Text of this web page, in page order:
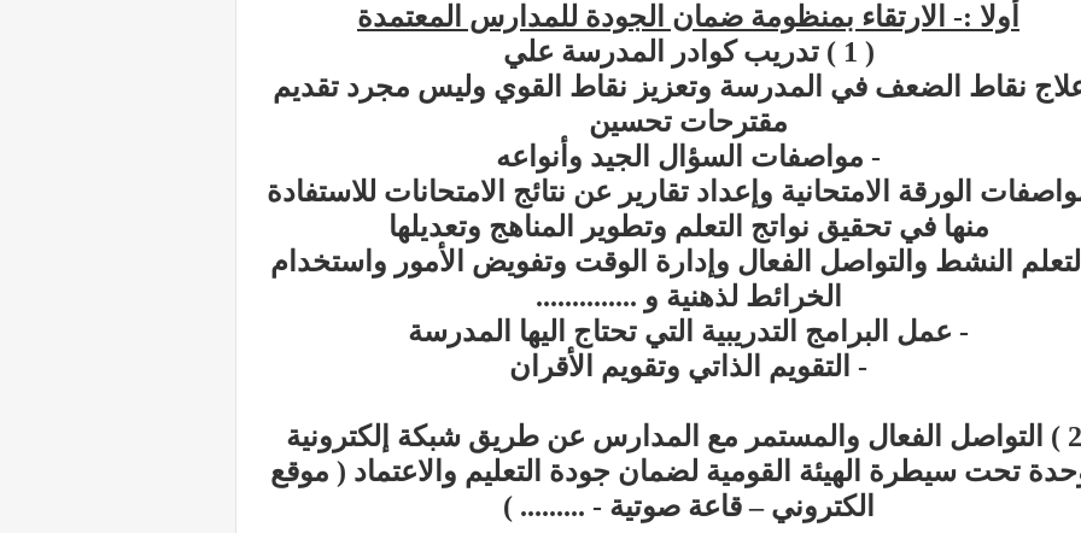
أولا :- الارتقاء بمنظومة ضمان الجودة للمدارس المعتمدة
( 1 ) تدريب كوادر المدرسة علي
نقاط الضعف في المدرسة وتعزيز نقاط القوي وليس مجرد تقديم
مقترحات تحسين
- مواصفات السؤال الجيد وأنواعه
الورقة الامتحانية وإعداد تقارير عن نتائج الامتحانات للاستفادة
منها في تحقيق نواتج التعلم وتطوير المناهج وتعديلها
النشط والتواصل الفعال وإدارة الوقت وتفويض الأمور واستخدام
الخرائط لذهنية و ..............
- عمل البرامج التدريبية التي تحتاج اليها المدرسة
- التقويم الذاتي وتقويم الأقران
(2 ) التواصل الفعال والمستمر مع المدارس عن طريق شبكة إلكترونية
تحت سيطرة الهيئة القومية لضمان جودة التعليم والاعتماد ( موقع
الكتروني – قاعة صوتية - ......... )